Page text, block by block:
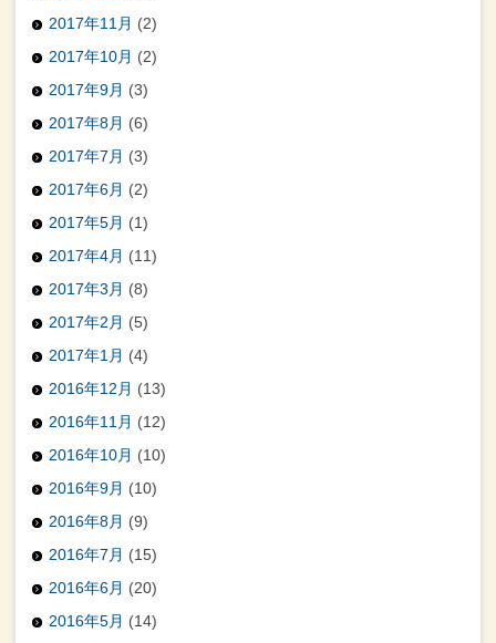
2017年11月 (2)
2017年10月 (2)
2017年9月 (3)
2017年8月 (6)
2017年7月 (3)
2017年6月 (2)
2017年5月 (1)
2017年4月 (11)
2017年3月 (8)
2017年2月 (5)
2017年1月 (4)
2016年12月 (13)
2016年11月 (12)
2016年10月 (10)
2016年9月 (10)
2016年8月 (9)
2016年7月 (15)
2016年6月 (20)
2016年5月 (14)